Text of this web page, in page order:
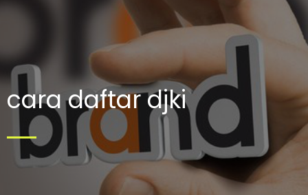
cara daftar djki